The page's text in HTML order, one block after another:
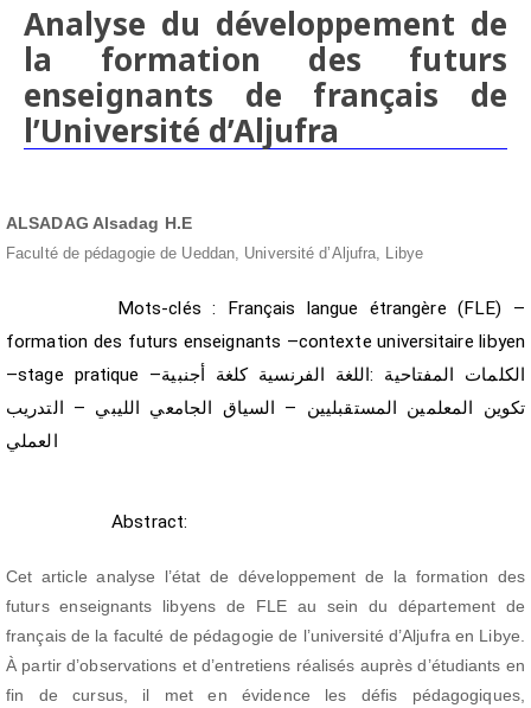
Analyse du développement de
la formation des futurs
enseignants de français de
l’Université d’Aljufra
ALSADAG Alsadag H.E
Faculté de pédagogie de Ueddan, Université d’Aljufra, Libye
Mots-clés : Français langue étrangère (FLE) –
formation des futurs enseignants –contexte universitaire libyen
–stage pratique الكلمات المفتاحية :اللغة الفرنسية كلغة أجنبية–
تكوين المعلمين المستقبليين – السياق الجامعي الليبي – التدريب
العملي
Abstract:
Cet article analyse l’état de développement de la formation des
futurs enseignants libyens de FLE au sein du département de
français de la faculté de pédagogie de l’université d’Aljufra en Libye.
À partir d’observations et d’entretiens réalisés auprès d’étudiants en
fin de cursus, il met en évidence les défis pédagogiques,